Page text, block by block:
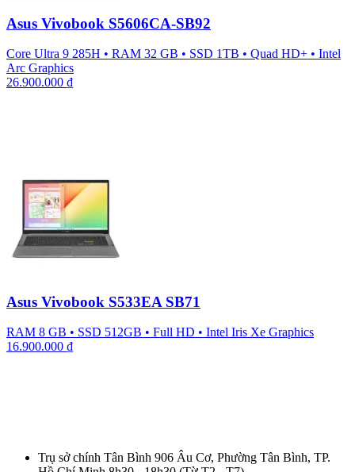
Asus Vivobook S5606CA-SB92
Core Ultra 9 285H • RAM 32 GB • SSD 1TB • Quad HD+ • Intel
Arc Graphics
26.900.000 ₫
Asus Vivobook S533EA SB71
RAM 8 GB • SSD 512GB • Full HD • Intel Iris Xe Graphics
16.900.000 ₫
Trụ sở chính Tân Bình 906 Âu Cơ, Phường Tân Bình, TP.